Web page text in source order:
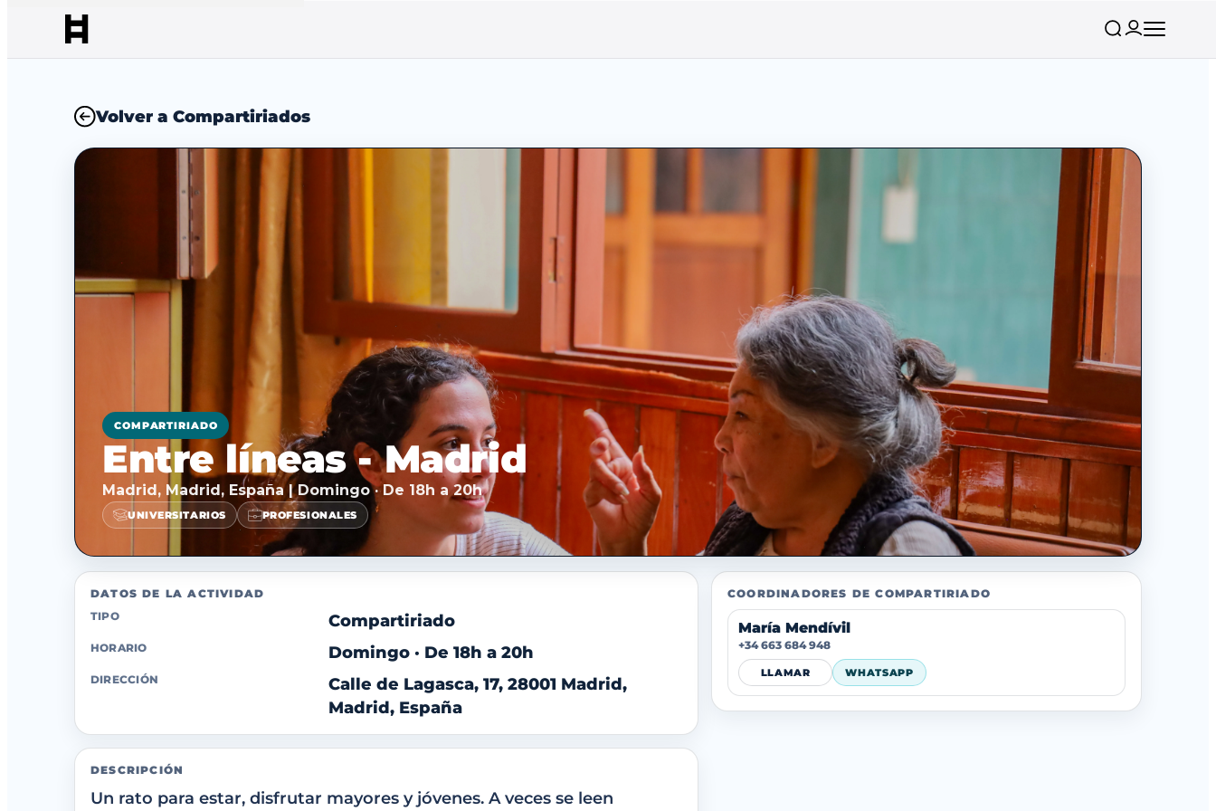
Volver a Compartiriados
COMPARTIRIADO
Entre líneas - Madrid
Madrid, Madrid, España | Domingo · De 18h a 20h
UNIVERSITARIOS PROFESIONALES
DATOS DE LA ACTIVIDAD
TIPO
Compartiriado
HORARIO Domingo · De 18h a 20h
DIRECCIÓN
Calle de Lagasca, 17, 28001 Madrid,
Madrid, España
DESCRIPCIÓN
Un rato para estar, disfrutar mayores y jóvenes. A veces se leen
COORDINADORES DE COMPARTIRIADO
María Mendívil
+34 663 684 948
LLAMAR WHATSAPP